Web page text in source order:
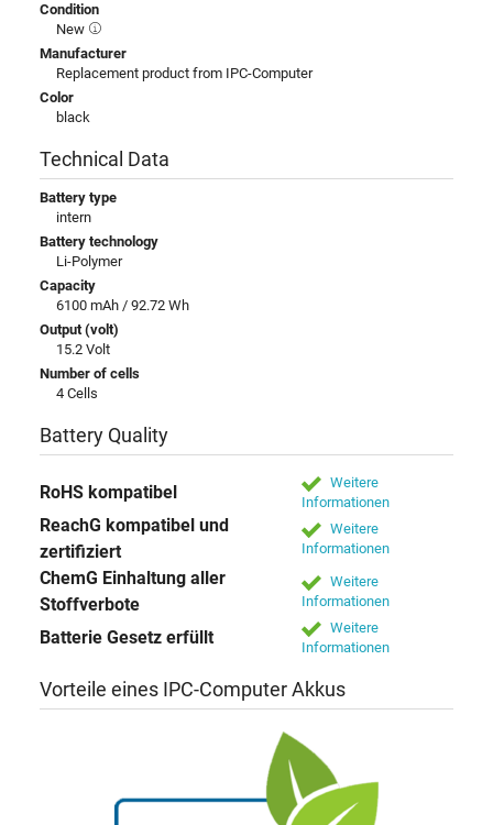
Condition
New
Manufacturer
Replacement product from IPC-Computer
Color
black
Technical Data
Battery type
intern
Battery technology
Li-Polymer
Capacity
6100 mAh / 92.72 Wh
Output (volt)
15.2 Volt
Number of cells
4 Cells
Battery Quality
RoHS kompatibel
Weitere
Informationen
ReachG kompatibel und
zertifiziert
Weitere
Informationen
ChemG Einhaltung aller
Stoffverbote
Weitere
Informationen
Batterie Gesetz erfüllt
Weitere
Informationen
Vorteile eines IPC-Computer Akkus